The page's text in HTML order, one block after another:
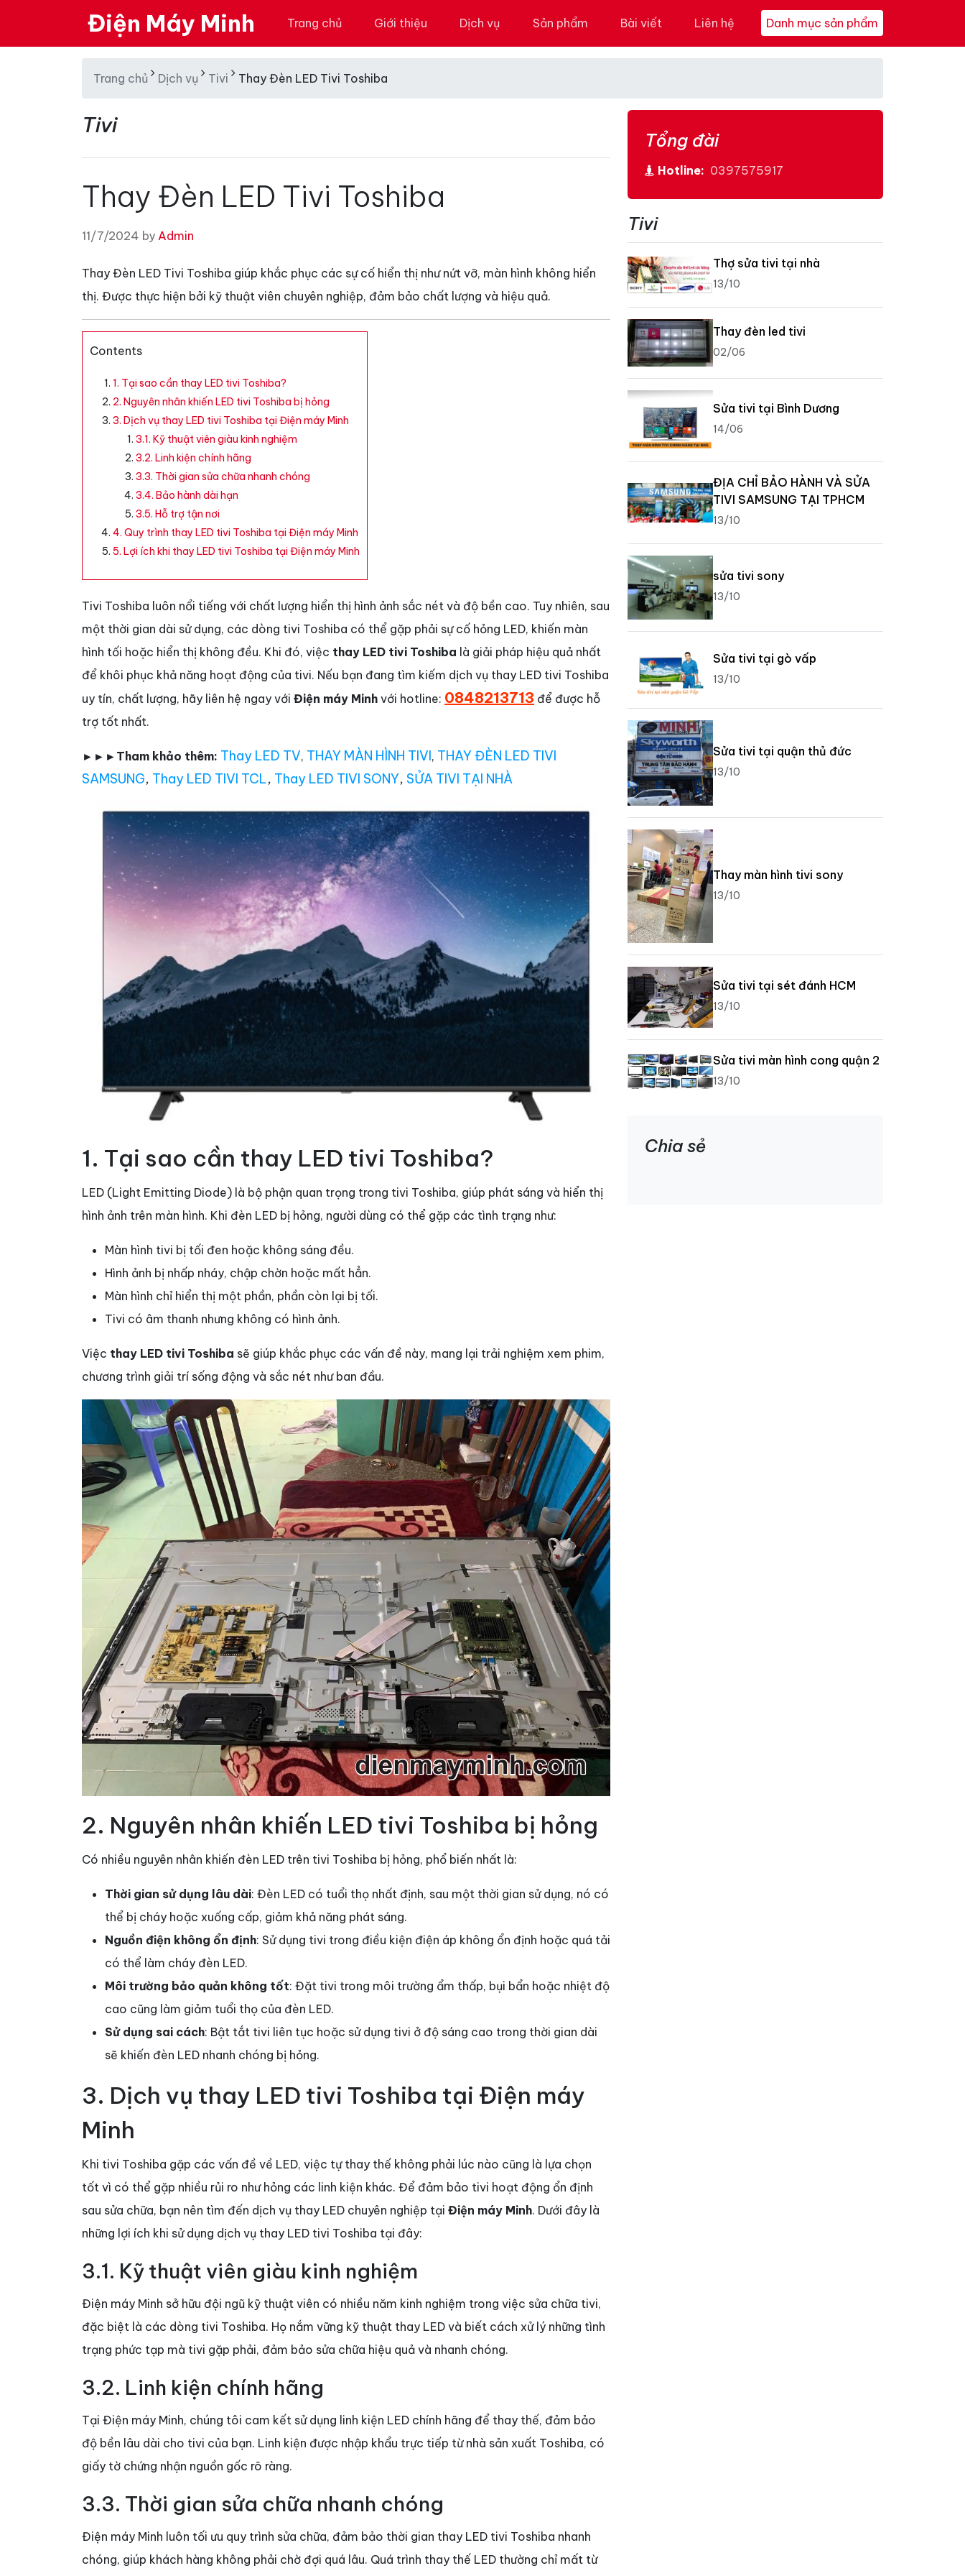
Điện Máy Minh Trang chủ Giới thiệu Dịch vụ Sản phẩm Bài viết Liên hệ Danh mục sản phẩm
Trang chủ Dịch vụ Tivi Thay Đèn LED Tivi Toshiba
Tivi
Thay Đèn LED Tivi Toshiba
11/7/2024 by Admin
Thay Đèn LED Tivi Toshiba giúp khắc phục các sự cố hiển thị như nứt vỡ, màn hình không hiển
thị. Được thực hiện bởi kỹ thuật viên chuyên nghiệp, đảm bảo chất lượng và hiệu quả.
Contents
1. Tại sao cần thay LED tivi Toshiba?
2. Nguyên nhân khiến LED tivi Toshiba bị hỏng
3. Dịch vụ thay LED tivi Toshiba tại Điện máy Minh
3.1. Kỹ thuật viên giàu kinh nghiệm
3.2. Linh kiện chính hãng
3.3. Thời gian sửa chữa nhanh chóng
3.4. Bảo hành dài hạn
3.5. Hỗ trợ tận nơi
4. Quy trình thay LED tivi Toshiba tại Điện máy Minh
5. Lợi ích khi thay LED tivi Toshiba tại Điện máy Minh
Tivi Toshiba luôn nổi tiếng với chất lượng hiển thị hình ảnh sắc nét và độ bền cao. Tuy nhiên, sau
một thời gian dài sử dụng, các dòng tivi Toshiba có thể gặp phải sự cố hỏng LED, khiến màn
hình tối hoặc hiển thị không đều. Khi đó, việc thay LED tivi Toshiba là giải pháp hiệu quả nhất
để khôi phục khả năng hoạt động của tivi. Nếu bạn đang tìm kiếm dịch vụ thay LED tivi Toshiba
uy tín, chất lượng, hãy liên hệ ngay với Điện máy Minh với hotline: 0848213713 để được hỗ
trợ tốt nhất.
►►►Tham khảo thêm: Thay LED TV, THAY MÀN HÌNH TIVI, THAY ĐÈN LED TIVI
SAMSUNG, Thay LED TIVI TCL, Thay LED TIVI SONY, SỬA TIVI TẠI NHÀ
1. Tại sao cần thay LED tivi Toshiba?
LED (Light Emitting Diode) là bộ phận quan trọng trong tivi Toshiba, giúp phát sáng và hiển thị
hình ảnh trên màn hình. Khi đèn LED bị hỏng, người dùng có thể gặp các tình trạng như:
Màn hình tivi bị tối đen hoặc không sáng đều.
Hình ảnh bị nhấp nháy, chập chờn hoặc mất hẳn.
Màn hình chỉ hiển thị một phần, phần còn lại bị tối.
Tivi có âm thanh nhưng không có hình ảnh.
Việc thay LED tivi Toshiba sẽ giúp khắc phục các vấn đề này, mang lại trải nghiệm xem phim,
chương trình giải trí sống động và sắc nét như ban đầu.
2. Nguyên nhân khiến LED tivi Toshiba bị hỏng
Có nhiều nguyên nhân khiến đèn LED trên tivi Toshiba bị hỏng, phổ biến nhất là:
Thời gian sử dụng lâu dài: Đèn LED có tuổi thọ nhất định, sau một thời gian sử dụng, nó có
thể bị cháy hoặc xuống cấp, giảm khả năng phát sáng.
Nguồn điện không ổn định: Sử dụng tivi trong điều kiện điện áp không ổn định hoặc quá tải
có thể làm cháy đèn LED.
Môi trường bảo quản không tốt: Đặt tivi trong môi trường ẩm thấp, bụi bẩn hoặc nhiệt độ
cao cũng làm giảm tuổi thọ của đèn LED.
Sử dụng sai cách: Bật tắt tivi liên tục hoặc sử dụng tivi ở độ sáng cao trong thời gian dài
sẽ khiến đèn LED nhanh chóng bị hỏng.
3. Dịch vụ thay LED tivi Toshiba tại Điện máy
Minh
Khi tivi Toshiba gặp các vấn đề về LED, việc tự thay thế không phải lúc nào cũng là lựa chọn
tốt vì có thể gặp nhiều rủi ro như hỏng các linh kiện khác. Để đảm bảo tivi hoạt động ổn định
sau sửa chữa, bạn nên tìm đến dịch vụ thay LED chuyên nghiệp tại Điện máy Minh. Dưới đây là
những lợi ích khi sử dụng dịch vụ thay LED tivi Toshiba tại đây:
3.1. Kỹ thuật viên giàu kinh nghiệm
Điện máy Minh sở hữu đội ngũ kỹ thuật viên có nhiều năm kinh nghiệm trong việc sửa chữa tivi,
đặc biệt là các dòng tivi Toshiba. Họ nắm vững kỹ thuật thay LED và biết cách xử lý những tình
trạng phức tạp mà tivi gặp phải, đảm bảo sửa chữa hiệu quả và nhanh chóng.
3.2. Linh kiện chính hãng
Tại Điện máy Minh, chúng tôi cam kết sử dụng linh kiện LED chính hãng để thay thế, đảm bảo
độ bền lâu dài cho tivi của bạn. Linh kiện được nhập khẩu trực tiếp từ nhà sản xuất Toshiba, có
giấy tờ chứng nhận nguồn gốc rõ ràng.
3.3. Thời gian sửa chữa nhanh chóng
Điện máy Minh luôn tối ưu quy trình sửa chữa, đảm bảo thời gian thay LED tivi Toshiba nhanh
chóng, giúp khách hàng không phải chờ đợi quá lâu. Quá trình thay thế LED thường chỉ mất từ
Tổng đài
Hotline: 0397575917
Tivi
Thợ sửa tivi tại nhà
13/10
Thay đèn led tivi
02/06
Sửa tivi tại Bình Dương
14/06
ĐỊA CHỈ BẢO HÀNH VÀ SỬA
TIVI SAMSUNG TẠI TPHCM
13/10
sửa tivi sony
13/10
Sửa tivi tại gò vấp
13/10
Sửa tivi tại quận thủ đức
13/10
Thay màn hình tivi sony
13/10
Sửa tivi tại sét đánh HCM
13/10
Sửa tivi màn hình cong quận 2
13/10
Chia sẻ